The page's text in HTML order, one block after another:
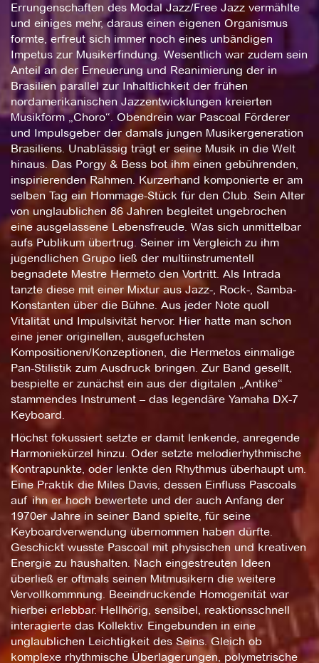
Errungenschaften des Modal Jazz/Free Jazz vermählte
und einiges mehr, daraus einen eigenen Organismus
formte, erfreut sich immer noch eines unbändigen
Impetus zur Musikerfindung. Wesentlich war zudem sein
Anteil an der Erneuerung und Reanimierung der in
Brasilien parallel zur Inhaltlichkeit der frühen
nordamerikanischen Jazzentwicklungen kreierten
Musikform „Choro“. Obendrein war Pascoal Förderer
und Impulsgeber der damals jungen Musikergeneration
Brasiliens. Unablässig trägt er seine Musik in die Welt
hinaus. Das Porgy & Bess bot ihm einen gebührenden,
inspirierenden Rahmen. Kurzerhand komponierte er am
selben Tag ein Hommage-Stück für den Club. Sein Alter
von unglaublichen 86 Jahren begleitet ungebrochen
eine ausgelassene Lebensfreude. Was sich unmittelbar
aufs Publikum übertrug. Seiner im Vergleich zu ihm
jugendlichen Grupo ließ der multiinstrumentell
begnadete Mestre Hermeto den Vortritt. Als Intrada
tanzte diese mit einer Mixtur aus Jazz-, Rock-, Samba-
Konstanten über die Bühne. Aus jeder Note quoll
Vitalität und Impulsivität hervor. Hier hatte man schon
eine jener originellen, ausgefuchsten
Kompositionen/Konzeptionen, die Hermetos einmalige
Pan-Stilistik zum Ausdruck bringen. Zur Band gesellt,
bespielte er zunächst ein aus der digitalen „Antike“
stammendes Instrument – das legendäre Yamaha DX-7
Keyboard.
Höchst fokussiert setzte er damit lenkende, anregende
Harmoniekürzel hinzu. Oder setzte melodierhythmische
Kontrapunkte, oder lenkte den Rhythmus überhaupt um.
Eine Praktik die Miles Davis, dessen Einfluss Pascoals
auf ihn er hoch bewertete und der auch Anfang der
1970er Jahre in seiner Band spielte, für seine
Keyboardverwendung übernommen haben dürfte.
Geschickt wusste Pascoal mit physischen und kreativen
Energie zu haushalten. Nach eingestreuten Ideen
überließ er oftmals seinen Mitmusikern die weitere
Vervollkommnung. Beeindruckende Homogenität war
hierbei erlebbar. Hellhörig, sensibel, reaktionsschnell
interagierte das Kollektiv. Eingebunden in eine
unglaublichen Leichtigkeit des Seins. Gleich ob
komplexe rhythmische Überlagerungen, polymetrische